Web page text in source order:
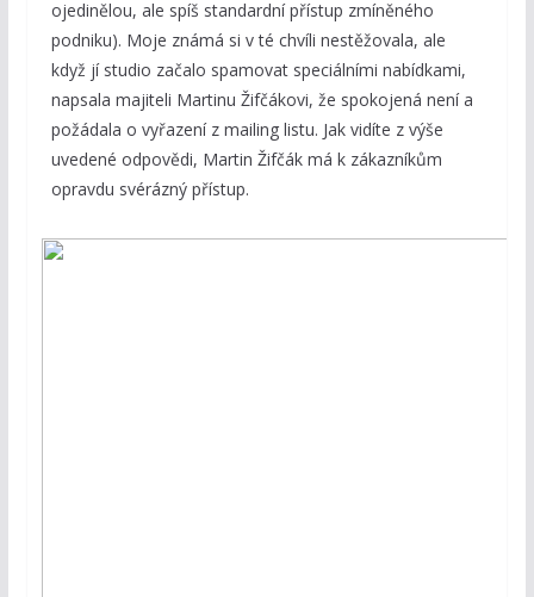
ojedinělou, ale spíš standardní přístup zmíněného
podniku). Moje známá si v té chvíli nestěžovala, ale
když jí studio začalo spamovat speciálními nabídkami,
napsala majiteli Martinu Žifčákovi, že spokojená není a
požádala o vyřazení z mailing listu. Jak vidíte z výše
uvedené odpovědi, Martin Žifčák má k zákazníkům
opravdu svérázný přístup.